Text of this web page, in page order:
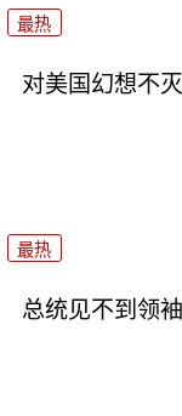
最热
对美国幻想不
最热
总统见不到领